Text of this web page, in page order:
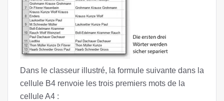
Dans le classeur illustré, la formule suivante dans la
cellule B4 renvoie les trois premiers mots de la
cellule A4 :